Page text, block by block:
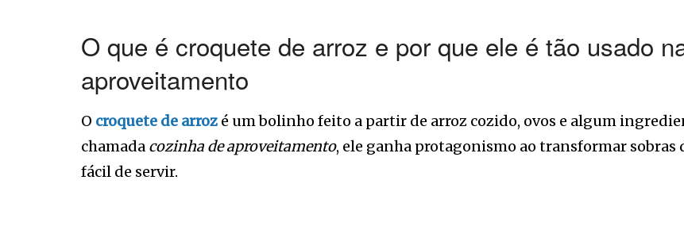
O que é croquete de arroz e por que ele é tão usado
aproveitamento
O croquete de arroz é um bolinho feito a partir de arroz cozido, ovos e algum
chamada cozinha de aproveitamento, ele ganha protagonismo ao transformar sobras
fácil de servir.